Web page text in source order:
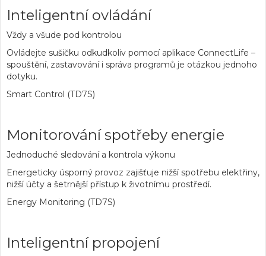
Inteligentní ovládání
Vždy a všude pod kontrolou
Ovládejte sušičku odkudkoliv pomocí aplikace ConnectLife –
spouštění, zastavování i správa programů je otázkou jednoho
dotyku.
Smart Control (TD7S)
Monitorování spotřeby energie
Jednoduché sledování a kontrola výkonu
Energeticky úsporný provoz zajišťuje nižší spotřebu elektřiny,
nižší účty a šetrnější přístup k životnímu prostředí.
Energy Monitoring (TD7S)
Inteligentní propojení